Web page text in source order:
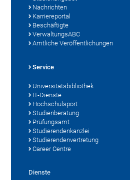
Nachrichten
Karriereportal
Beschäftigte
VerwaltungsABC
Amtliche Veröffentlichungen
Service
Universitätsbibliothek
IT-Dienste
Hochschulsport
Studienberatung
Prüfungsamt
Studierendenkanzlei
Studierendenvertretung
Career Centre
Dienste